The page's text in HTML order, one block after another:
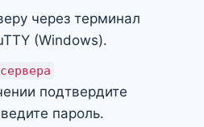
через терминал
(Windows).
подтвердите
пароль.